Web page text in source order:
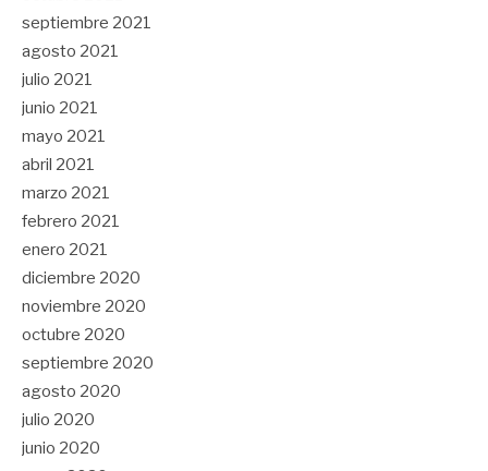
septiembre 2021
agosto 2021
julio 2021
junio 2021
mayo 2021
abril 2021
marzo 2021
febrero 2021
enero 2021
diciembre 2020
noviembre 2020
octubre 2020
septiembre 2020
agosto 2020
julio 2020
junio 2020